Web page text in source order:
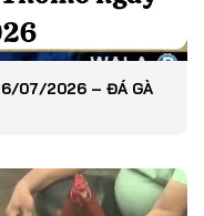
07/2026 – ĐÁ GÀ